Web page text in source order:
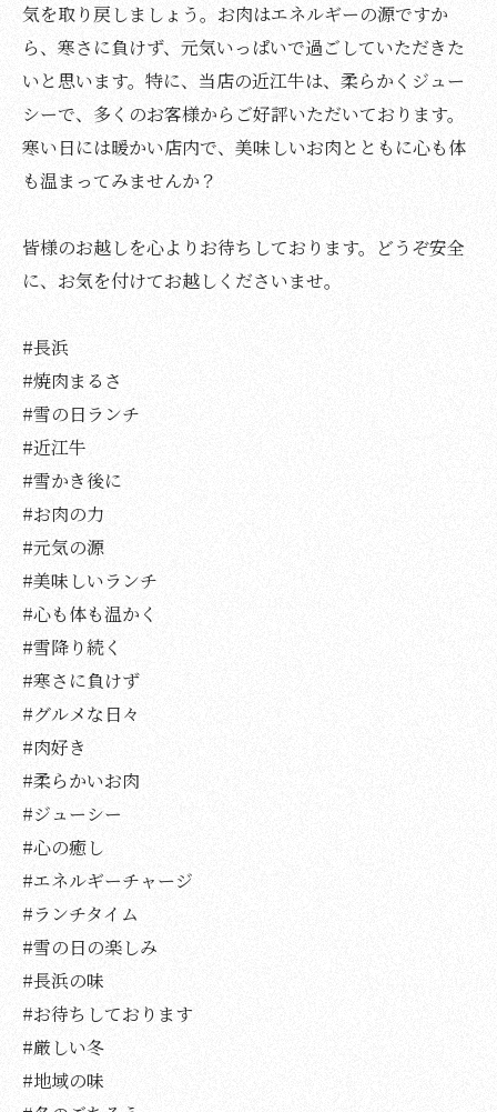
気を取り戻しましょう。お肉はエネルギーの源ですか
ら、寒さに負けず、元気いっぱいで過ごしていただきた
いと思います。特に、当店の近江牛は、柔らかくジュー
シーで、多くのお客様からご好評いただいております。
寒い日には暖かい店内で、美味しいお肉とともに心も体
も温まってみませんか？
皆様のお越しを心よりお待ちしております。どうぞ安全
に、お気を付けてお越しくださいませ。
#長浜
#焼肉まるさ
#雪の日ランチ
#近江牛
#雪かき後に
#お肉の力
#元気の源
#美味しいランチ
#心も体も温かく
#雪降り続く
#寒さに負けず
#グルメな日々
#肉好き
#柔らかいお肉
#ジューシー
#心の癒し
#エネルギーチャージ
#ランチタイム
#雪の日の楽しみ
#長浜の味
#お待ちしております
#厳しい冬
#地域の味